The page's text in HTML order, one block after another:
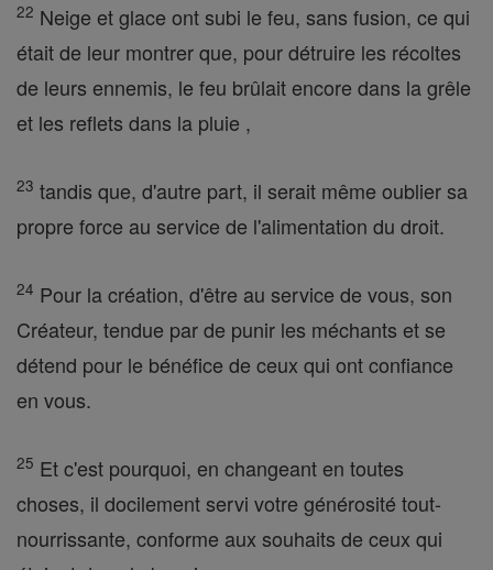
22 Neige et glace ont subi le feu, sans fusion, ce qui
était de leur montrer que, pour détruire les récoltes
de leurs ennemis, le feu brûlait encore dans la grêle
et les reflets dans la pluie ,
23 tandis que, d'autre part, il serait même oublier sa
propre force au service de l'alimentation du droit.
24 Pour la création, d'être au service de vous, son
Créateur, tendue par de punir les méchants et se
détend pour le bénéfice de ceux qui ont confiance
en vous.
25 Et c'est pourquoi, en changeant en toutes
choses, il docilement servi votre générosité tout-
nourrissante, conforme aux souhaits de ceux qui